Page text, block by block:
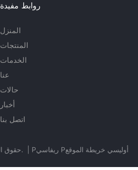
روابط مفيدة
المنزل
المنتجات
الخدمات
عنا
حالات
أخبار
اتصل بنا
حقوق الطبع والنشر © 2024 شركة شنغهاي جينغ روي للإضاءة المحدودة. Pريفاسي Pأوليسي خريطة الموقع